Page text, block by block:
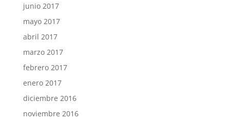
junio 2017
mayo 2017
abril 2017
marzo 2017
febrero 2017
enero 2017
diciembre 2016
noviembre 2016